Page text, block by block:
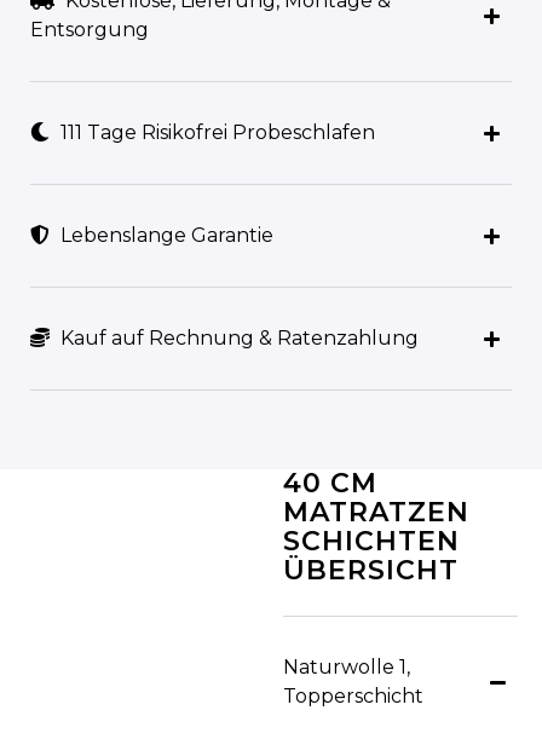
Entsorgung
111 Tage Risikofrei Probeschlafen
Lebenslange Garantie
Kauf auf Rechnung & Ratenzahlung
40 CM
MATRATZEN
SCHICHTEN
ÜBERSICHT
Naturwolle 1,
Topperschicht